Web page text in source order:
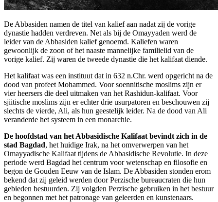
De Abbasiden namen de titel van kalief aan nadat zij de vorige
dynastie hadden verdreven. Net als bij de Omayyaden werd de
leider van de Abbasiden kalief genoemd. Kaliefen waren
gewoonlijk de zoon of het naaste mannelijke familielid van de
vorige kalief. Zij waren de tweede dynastie die het kalifaat diende.
Het kalifaat was een instituut dat in 632 n.Chr. werd opgericht na de
dood van profeet Mohammed. Voor soennitische moslims zijn er
vier heersers die deel uitmaken van het Rashidun-kalifaat. Voor
sjiitische moslims zijn er echter drie usurpatoren en beschouwen zij
slechts de vierde, Ali, als hun geestelijk leider. Na de dood van Ali
veranderde het systeem in een monarchie.
De hoofdstad van het Abbasidische Kalifaat bevindt zich in de
stad Bagdad, het huidige Irak, na het omverwerpen van het
Omayyadische Kalifaat tijdens de Abbasidische Revolutie. In deze
periode werd Bagdad het centrum voor wetenschap en filosofie en
begon de Gouden Eeuw van de Islam. De Abbasiden stonden erom
bekend dat zij geleid werden door Perzische bureaucraten die hun
gebieden bestuurden. Zij volgden Perzische gebruiken in het bestuur
en begonnen met het patronage van geleerden en kunstenaars.